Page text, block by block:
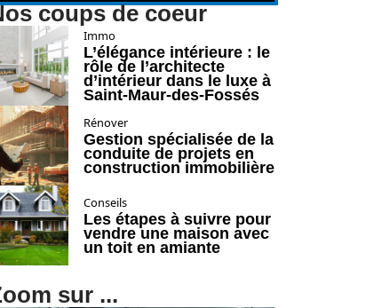
coups de coeur
Immo
L’élégance intérieure : le
rôle de l’architecte
d’intérieur dans le luxe à
Saint-Maur-des-Fossés
Rénover
Gestion spécialisée de la
conduite de projets en
construction immobilière
Conseils
Les étapes à suivre pour
vendre une maison avec
un toit en amiante
sur ...